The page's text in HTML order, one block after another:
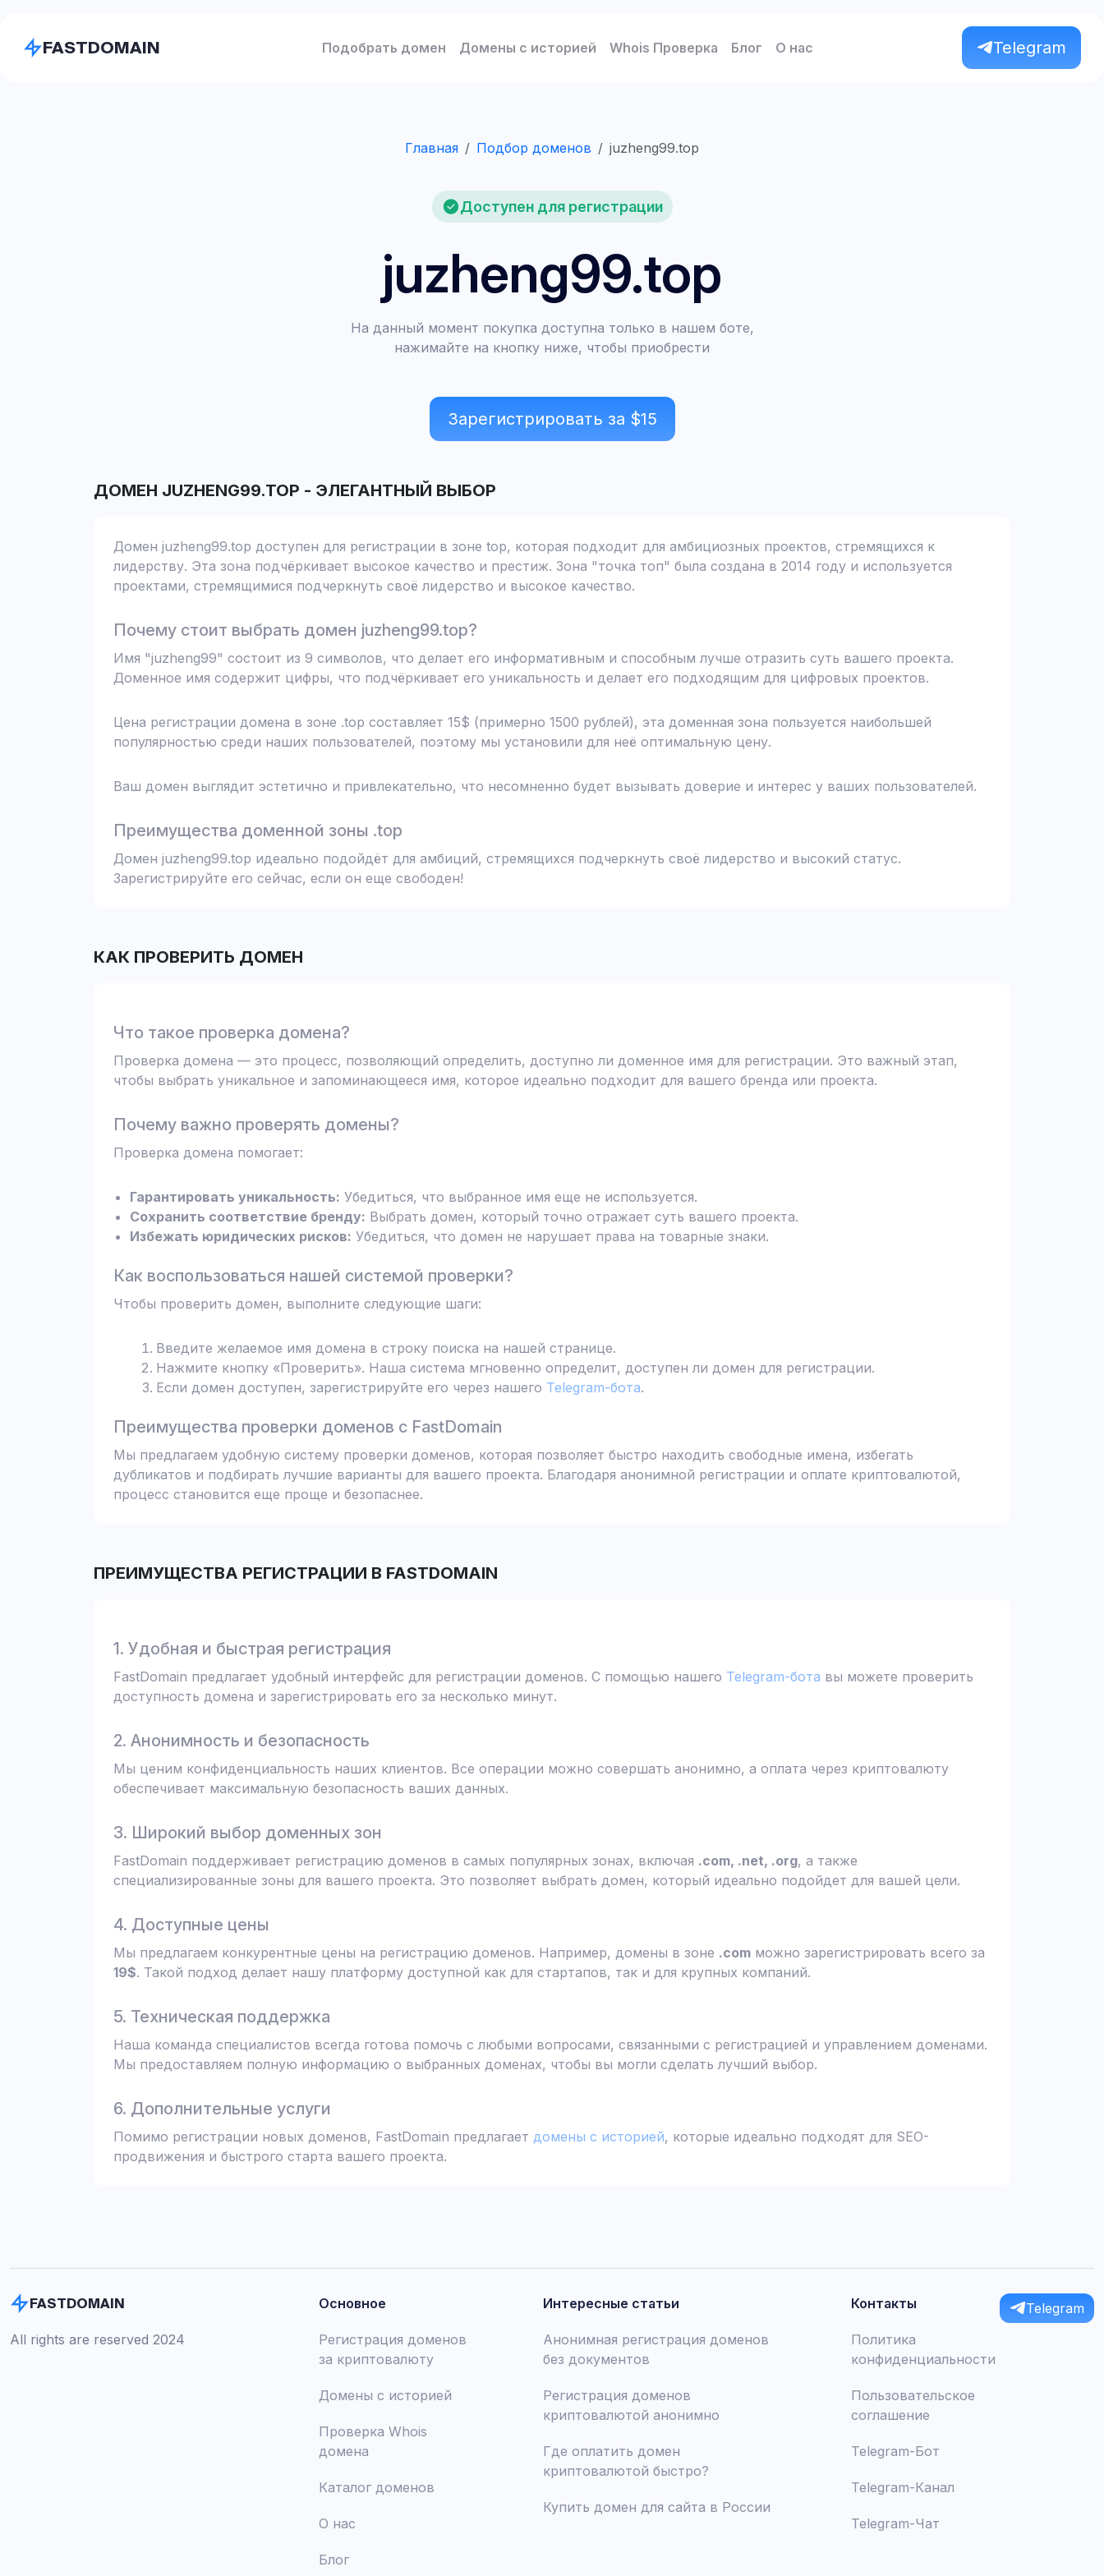
FASTDOMAIN Подобрать домен Домены с историей Whois Проверка Блог О нас Telegram
Главная Подбор доменов juzheng99.top
Доступен для регистрации
juzheng99.top
На данный момент покупка доступна только в нашем боте,
нажимайте на кнопку ниже, чтобы приобрести
Зарегистрировать за $15
ДОМЕН JUZHENG99.TOP - ЭЛЕГАНТНЫЙ ВЫБОР
Домен juzheng99.top доступен для регистрации в зоне top, которая подходит для амбициозных проектов, стремящихся к
лидерству. Эта зона подчёркивает высокое качество и престиж. Зона "точка топ" была создана в 2014 году и используется
проектами, стремящимися подчеркнуть своё лидерство и высокое качество.
Почему стоит выбрать домен juzheng99.top?
Имя "juzheng99" состоит из 9 символов, что делает его информативным и способным лучше отразить суть вашего проекта.
Доменное имя содержит цифры, что подчёркивает его уникальность и делает его подходящим для цифровых проектов.
Цена регистрации домена в зоне .top составляет 15$ (примерно 1500 рублей), эта доменная зона пользуется наибольшей
популярностью среди наших пользователей, поэтому мы установили для неё оптимальную цену.
Ваш домен выглядит эстетично и привлекательно, что несомненно будет вызывать доверие и интерес у ваших пользователей.
Преимущества доменной зоны .top
Домен juzheng99.top идеально подойдёт для амбиций, стремящихся подчеркнуть своё лидерство и высокий статус.
Зарегистрируйте его сейчас, если он еще свободен!
КАК ПРОВЕРИТЬ ДОМЕН
Что такое проверка домена?
Проверка домена — это процесс, позволяющий определить, доступно ли доменное имя для регистрации. Это важный этап,
чтобы выбрать уникальное и запоминающееся имя, которое идеально подходит для вашего бренда или проекта.
Почему важно проверять домены?
Проверка домена помогает:
Гарантировать уникальность: Убедиться, что выбранное имя еще не используется.
Сохранить соответствие бренду: Выбрать домен, который точно отражает суть вашего проекта.
Избежать юридических рисков: Убедиться, что домен не нарушает права на товарные знаки.
Как воспользоваться нашей системой проверки?
Чтобы проверить домен, выполните следующие шаги:
Введите желаемое имя домена в строку поиска на нашей странице.
Нажмите кнопку «Проверить». Наша система мгновенно определит, доступен ли домен для регистрации.
Если домен доступен, зарегистрируйте его через нашего Telegram-бота.
Преимущества проверки доменов с FastDomain
Мы предлагаем удобную систему проверки доменов, которая позволяет быстро находить свободные имена, избегать
дубликатов и подбирать лучшие варианты для вашего проекта. Благодаря анонимной регистрации и оплате криптовалютой,
процесс становится еще проще и безопаснее.
ПРЕИМУЩЕСТВА РЕГИСТРАЦИИ В FASTDOMAIN
1. Удобная и быстрая регистрация
FastDomain предлагает удобный интерфейс для регистрации доменов. С помощью нашего Telegram-бота вы можете проверить
доступность домена и зарегистрировать его за несколько минут.
2. Анонимность и безопасность
Мы ценим конфиденциальность наших клиентов. Все операции можно совершать анонимно, а оплата через криптовалюту
обеспечивает максимальную безопасность ваших данных.
3. Широкий выбор доменных зон
FastDomain поддерживает регистрацию доменов в самых популярных зонах, включая .com, .net, .org, а также
специализированные зоны для вашего проекта. Это позволяет выбрать домен, который идеально подойдет для вашей цели.
4. Доступные цены
Мы предлагаем конкурентные цены на регистрацию доменов. Например, домены в зоне .com можно зарегистрировать всего за
19$. Такой подход делает нашу платформу доступной как для стартапов, так и для крупных компаний.
5. Техническая поддержка
Наша команда специалистов всегда готова помочь с любыми вопросами, связанными с регистрацией и управлением доменами.
Мы предоставляем полную информацию о выбранных доменах, чтобы вы могли сделать лучший выбор.
6. Дополнительные услуги
Помимо регистрации новых доменов, FastDomain предлагает домены с историей, которые идеально подходят для SEO-
продвижения и быстрого старта вашего проекта.
FASTDOMAIN
All rights are reserved 2024
Основное
Регистрация доменов
за криптовалюту
Домены с историей
Проверка Whois
домена
Каталог доменов
О нас
Блог
Интересные статьи
Анонимная регистрация доменов
без документов
Регистрация доменов
криптовалютой анонимно
Где оплатить домен
криптовалютой быстро?
Купить домен для сайта в России
Контакты
Политика
конфиденциальности
Пользовательское
соглашение
Telegram-Бот
Telegram-Канал
Telegram-Чат
Telegram